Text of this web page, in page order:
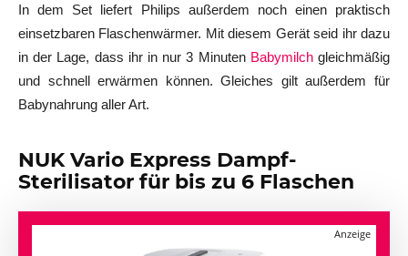
In dem Set liefert Philips außerdem noch einen praktisch
einsetzbaren Flaschenwärmer. Mit diesem Gerät seid ihr dazu
in der Lage, dass ihr in nur 3 Minuten Babymilchgleichmäßig
und schnell erwärmen können. Gleiches gilt außerdem für
Babynahrung aller Art.
NUK Vario Express Dampf-
Sterilisator für bis zu 6 Flaschen